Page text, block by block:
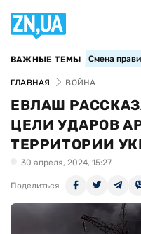
ВАЖНЫЕ ТЕМЫ Смена
ГЛАВНАЯ ВОЙНА
ЕВЛАШ
ЦЕЛИ УДАРОВ
ТЕРРИТОРИИ
30 апреля, 2024, 15:27
Поделиться